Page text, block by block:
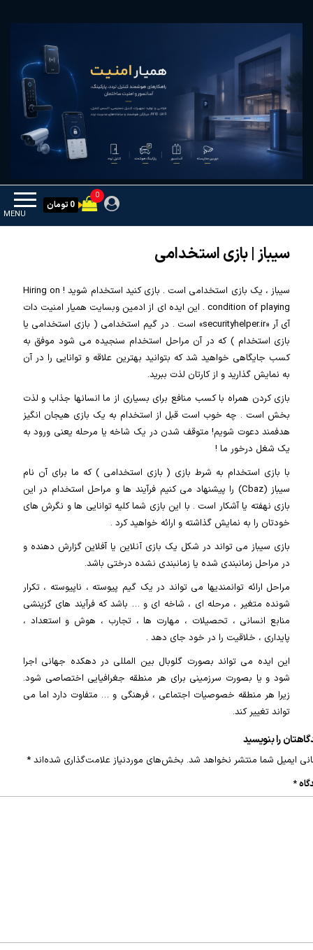
MENU
0
0 تومان
سیباز | بازی استخدامی
سیباز ، یک بازی استخدامی است . بازی کنید استخدام شوید ! Hiring on
condition of playing . این ایده ای از ادمین وبسایت همیار امنیت دات
آی آر «securityhelper.ir» است . در گیم استخدامی ( بازی استخدامی یا
بازی استخدام ) که در آن مراحل استخدام سنجیده می شود موفق به
کسب جایگاهی خواهید شد که بتوانید بهترین علاقه و توانایی را در آن
به نمایش گذارید و از کارتان لذت ببرید.
بازی کردن همراه با کسب منافع برای بسیاری از ما انسانها جذاب و لذت
بخش است . چه خوب است قبل از استخدام به یک بازی هیجان انگیز
هدفمند دعوت شویم! متوقف شدن در یک شاخه یا مرحله یعنی ورود به
یک شغل درخور ما !
با بازی استخدام به شرط بازی ( بازی استخدامی ) که ما برای آن نام
سیباز (Cbaz) را پیشنهاد می کنیم فرآیند ها و مراحل استخدام در این
بازی نهفته یا آشکار است . با این بازی شما کلیه توانایی ها و نگرش های
خودتان را به نمایش گذاشته و ارائه خواهید کرد .
بازی سیباز می تواند در شکل یک بازی آنلاین یا آفلاین گزارش دهنده و
در مراحل زمانبندی شده یا زمانبندی نشده درختی باشد.
مراحل ارائه توانمندیها می تواند در یک گیم پیوسته ، ناپیوسته ، تکرار
شونده متغیر ، مرحله ای ، شاخه ای و … باشد که فرآیند های گزینشی
منابع انسانی ، تحصیلات ، مهارت ها ، تجارب ، هوش و استعداد ،
پایداری ، خلاقیت را در خود جای دهد .
این ایده می تواند بصورت گلوبال بین المللی در دهکده جهانی اجرا
شود و یا بصورت سرزمینی برای هر منطقه جغرافیایی اختصاصی شود.
زیرا هر منطقه خصوصیات اجتماعی ، فرهنگی و … متفاوت دارد اما می
تواند تغییر کند.
را بنویسید
ایمیل شما منتشر نخواهد شد. بخش‌های موردنیاز علامت‌گذاری شده‌اند *
*